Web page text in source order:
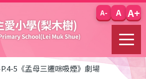
A- A A+
P.4-5《孟母三遷咪吸煙》劇場